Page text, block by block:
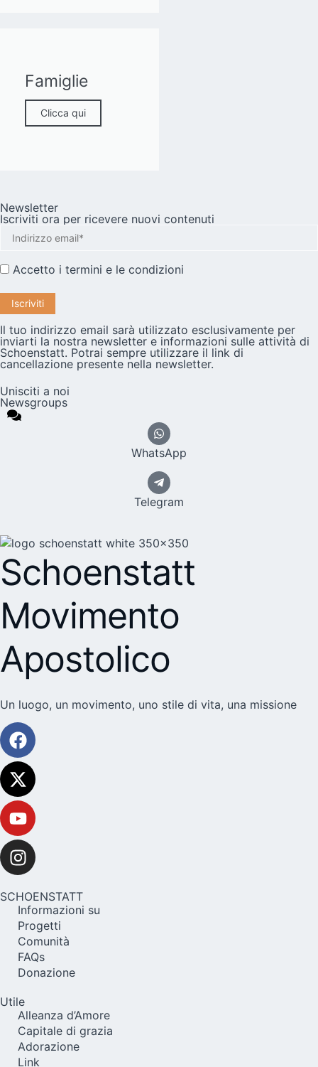
Famiglie
Clicca qui
Newsletter
Iscriviti ora per ricevere nuovi contenuti
Accetto i termini e le condizioni
Il tuo indirizzo email sarà utilizzato esclusivamente per
inviarti la nostra newsletter e informazioni sulle attività di
Schoenstatt. Potrai sempre utilizzare il link di
cancellazione presente nella newsletter.
Unisciti a noi
Newsgroups
WhatsApp
Telegram
Schoenstatt
Movimento
Apostolico
Un luogo, un movimento, uno stile di vita, una missione
SCHOENSTATT
Informazioni su
Progetti
Comunità
FAQs
Donazione
Utile
Alleanza d’Amore
Capitale di grazia
Adorazione
Link